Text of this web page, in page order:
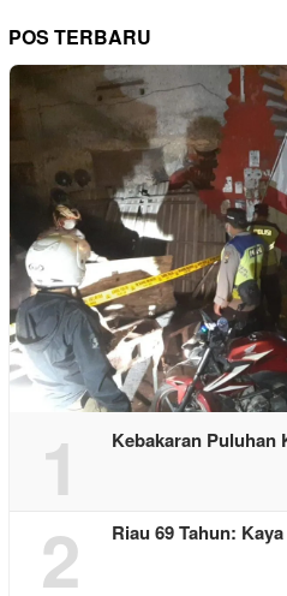
POS TERBARU
1 Kebakaran
2 Riau 69 Tahun: